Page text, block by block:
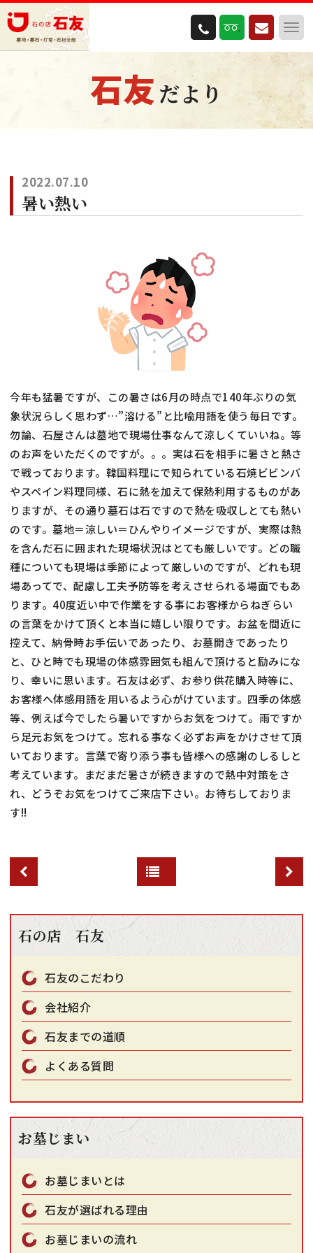
石友だより
2022.07.10
暑い熱い
今年も猛暑ですが、この暑さは6月の時点で140年ぶりの気
象状況らしく思わず…”溶ける”と比喩用語を使う毎日です。
勿論、石屋さんは墓地で現場仕事なんて涼しくていいね。等
のお声をいただくのですが。。。実は石を相手に暑さと熱さ
で戦っております。韓国料理にで知られている石焼ビビンバ
やスペイン料理同様、石に熱を加えて保熱利用するものがあ
りますが、その通り墓石は石ですので熱を吸収しとても熱い
のです。墓地＝涼しい＝ひんやりイメージですが、実際は熱
を含んだ石に囲まれた現場状況はとても厳しいです。どの職
種についても現場は季節によって厳しいのですが、どれも現
場あってで、配慮し工夫予防等を考えさせられる場面でもあ
ります。40度近い中で作業をする事にお客様からねぎらい
の言葉をかけて頂くと本当に嬉しい限りです。お盆を間近に
控えて、納骨時お手伝いであったり、お墓開きであったり
と、ひと時でも現場の体感雰囲気も組んで頂けると励みにな
り、幸いに思います。石友は必ず、お参り供花購入時等に、
お客様へ体感用語を用いるよう心がけています。四季の体感
等、例えば今でしたら暑いですからお気をつけて。雨ですか
ら足元お気をつけて。忘れる事なく必ずお声をかけさせて頂
いております。言葉で寄り添う事も皆様への感謝のしるしと
考えています。まだまだ暑さが続きますので熱中対策をさ
れ、どうぞお気をつけてご来店下さい。お待ちしておりま
す!!
石の店 石友
石友のこだわり
会社紹介
石友までの道順
よくある質問
お墓じまい
お墓じまいとは
石友が選ばれる理由
お墓じまいの流れ